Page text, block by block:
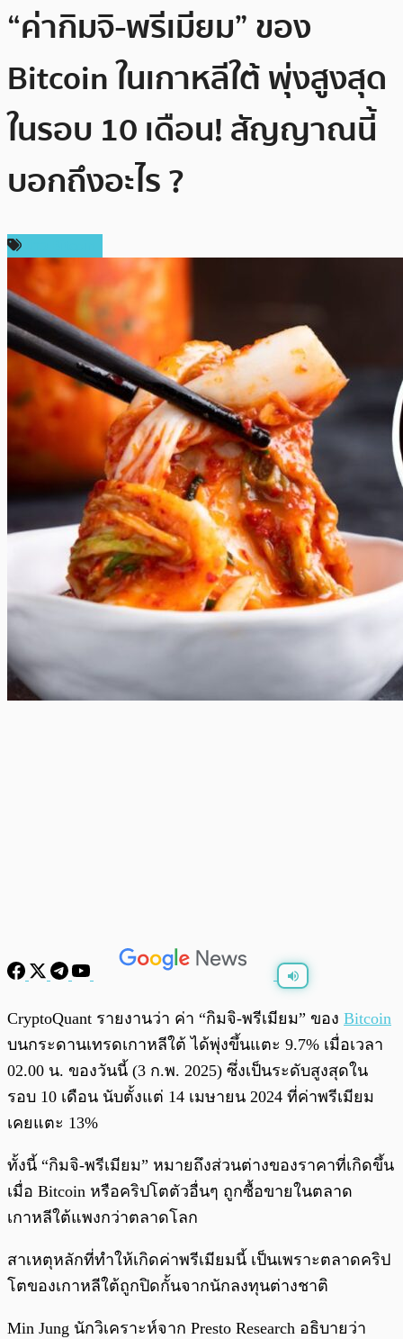
“ค่ากิมจิ-พรีเมียม” ของ
Bitcoin ในเกาหลีใต้ พุ่งสูงสุด
ในรอบ 10 เดือน! สัญญาณนี้
บอกถึงอะไร ?
CryptoQuant รายงานว่า ค่า “กิมจิ-พรีเมียม” ของ Bitcoin
บนกระดานเทรดเกาหลีใต้ ได้พุ่งขึ้นแตะ 9.7% เมื่อเวลา
02.00 น. ของวันนี้ (3 ก.พ. 2025) ซึ่งเป็นระดับสูงสุดใน
รอบ 10 เดือน นับตั้งแต่ 14 เมษายน 2024 ที่ค่าพรีเมียม
เคยแตะ 13%
ทั้งนี้ “กิมจิ-พรีเมียม” หมายถึงส่วนต่างของราคาที่เกิดขึ้น
เมื่อ Bitcoin หรือคริปโตตัวอื่นๆ ถูกซื้อขายในตลาด
เกาหลีใต้แพงกว่าตลาดโลก
สาเหตุหลักที่ทำให้เกิดค่าพรีเมียมนี้ เป็นเพราะตลาดคริป
โตของเกาหลีใต้ถูกปิดกั้นจากนักลงทุนต่างชาติ
Min Jung นักวิเคราะห์จาก Presto Research อธิบายว่า